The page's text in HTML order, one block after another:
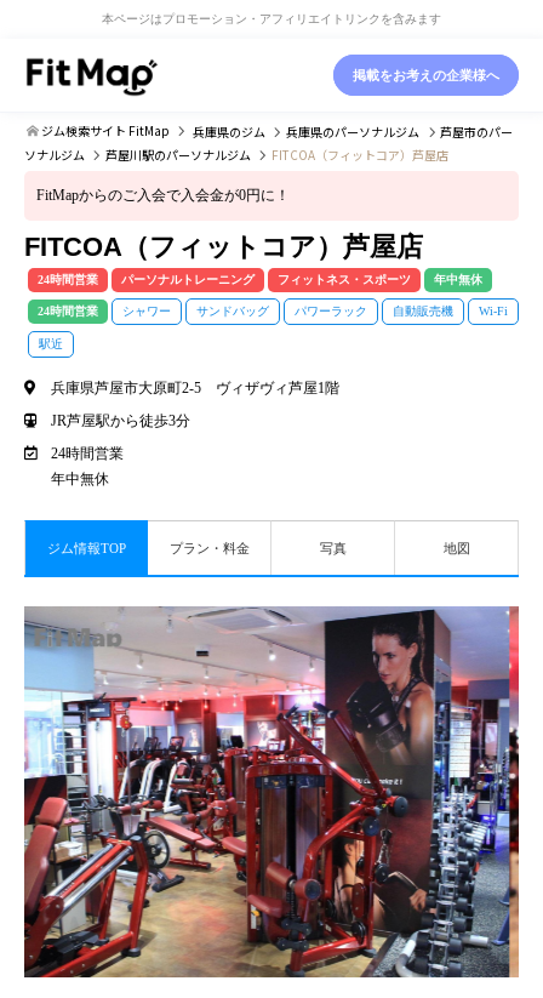
本ページはプロモーション・アフィリエイトリンクを含みます
掲載をお考えの企業様へ
ジム検索サイト FitMap 兵庫県のジム 兵庫県のパーソナルジム 芦屋市のパー
ソナルジム
芦屋川駅のパーソナルジム FITCOA（フィットコア）芦屋店
FitMapからのご入会で入会金が0円に！
FITCOA（フィットコア）芦屋店
24時間営業 パーソナルトレーニング フィットネス・スポーツ 年中無休
24時間営業 シャワー サンドバッグ パワーラック 自動販売機 Wi-Fi
駅近
兵庫県芦屋市大原町2-5 ヴィザヴィ芦屋1階
JR芦屋駅から徒歩3分
24時間営業
年中無休
ジム情報TOP プラン・料金 写真 地図